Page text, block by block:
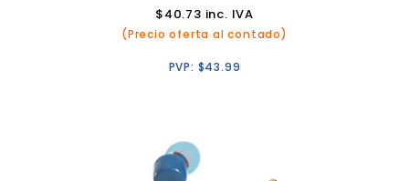
$40.73 inc. IVA
(Precio oferta al contado)
PVP: $43.99